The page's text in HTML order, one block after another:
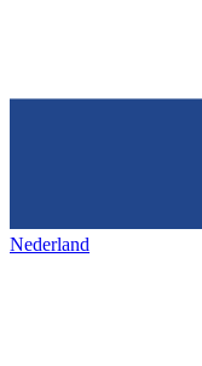
Nederland